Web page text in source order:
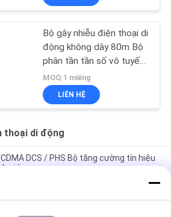
Bộ gây nhiễu điện thoại di
động không dây 80m Bộ
phân tần tần số vô tuyến
RCIED
MOQ:1 miếng
LIÊN HỆ
thoại di động
DCS / PHS Bộ tăng cường tín hiệu
giá
thoại di động cầm tay WIFI GPS UHF
hành